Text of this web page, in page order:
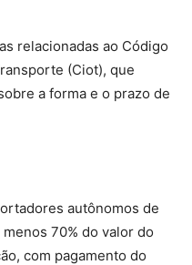
relacionadas ao Código
(Ciot), que
a forma e o prazo de
autônomos de
70% do valor do
com pagamento do